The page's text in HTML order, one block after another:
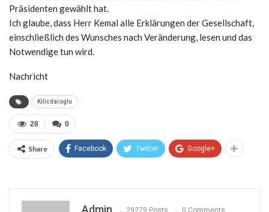
Präsidenten gewählt hat.
Ich glaube, dass Herr Kemal alle Erklärungen der Gesellschaft,
einschließlich des Wunsches nach Veränderung, lesen und das
Notwendige tun wird.
Nachricht
Kilicdaroglu
0
28
Share Facebook Twitter Google+
Admin 29279 Posts 0 Comments